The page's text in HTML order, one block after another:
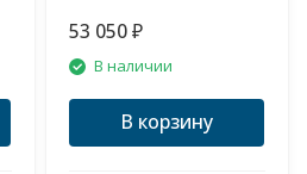
53 050 ₽
В наличии
В корзину